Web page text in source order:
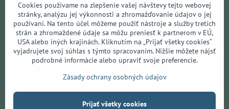
Externý obsah je blokovaný
Voľbami súkromia
Povoliť tentokrát
Cookies používame na zlepšenie vašej návštevy tejto webovej
stránky, analýzu jej výkonnosti a zhromažďovanie údajov o jej
používaní. Na tento účel môžeme použiť nástroje a služby tretích
strán a zhromaždené údaje sa môžu preniesť k partnerom v EÚ,
USA alebo iných krajinách. Kliknutím na „Prijať všetky cookies“
vyjadrujete svoj súhlas s týmto spracovaním. Nižšie môžete nájsť
podrobné informácie alebo upraviť svoje preferencie.
Zásady ochrany osobných údajov
Prijať všetky cookies